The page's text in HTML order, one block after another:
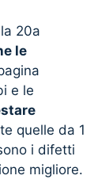
20a
le
e le
quelle da 1
i difetti
migliore.